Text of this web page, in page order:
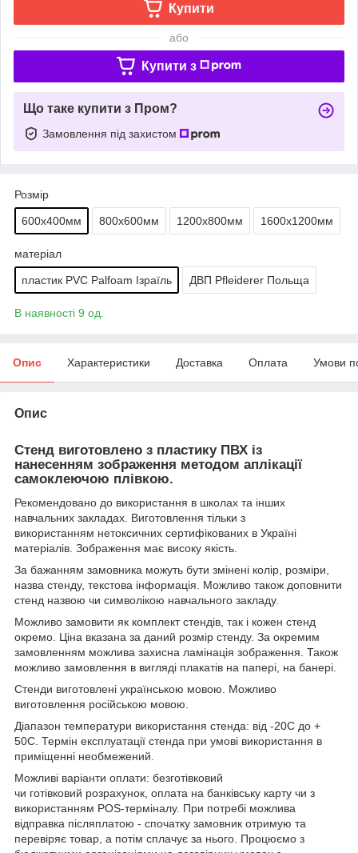
Купити
або
Купити з
Що таке купити з Пром?
Замовлення під захистом
Розмір
600х400мм 800х600мм 1200х800мм 1600х1200мм
матеріал
пластик PVC Palfoam Ізраїль ДВП Pfleiderer Польща
В наявності 9 од.
Опис Характеристики Доставка Оплата Умови
Опис
Стенд виготовлено з пластику ПВХ із
нанесенням зображення методом аплікації
самоклеючою плівкою.
Рекомендовано до використання в школах та інших
навчальних закладах. Виготовлення тільки з
використанням нетоксичних сертифікованих в Україні
матеріалів. Зображення має високу якість.
За бажанням замовника можуть бути змінені колір, розміри,
назва стенду, текстова інформація. Можливо також доповнити
стенд назвою чи символікою навчального закладу.
Можливо замовити як комплект стендів, так і кожен стенд
окремо. Ціна вказана за даний розмір стенду. За окремим
замовленням можлива захисна ламінація зображення. Також
можливо замовлення в вигляді плакатів на папері, на банері.
Стенди виготовлені українською мовою. Можливо
виготовлення російською мовою.
Діапазон температури використання стенда: від -20С до +
50С. Термін експлуатації стенда при умові використання в
приміщенні необмежений.
Можливі варіанти оплати: безготівковий
чи готівковий розрахунок, оплата на банківську карту чи з
використанням POS-терміналу. При потребі можлива
відправка післяплатою - спочатку замовник отримую та
перевіряє товар, а потім сплачує за нього. Процюємо з